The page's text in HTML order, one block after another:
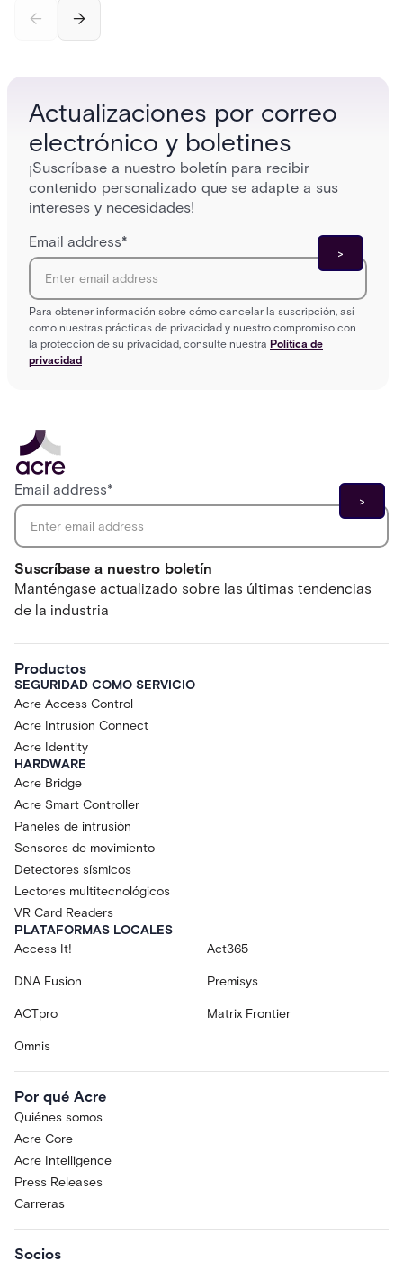
— and how Acre's automated access control
Actualizaciones por correo
electrónico y boletines
¡Suscríbase a nuestro boletín para recibir
contenido personalizado que se adapte a sus
intereses y necesidades!
Email address*
Para obtener información sobre cómo cancelar la suscripción, así
como nuestras prácticas de privacidad y nuestro compromiso con
la protección de su privacidad, consulte nuestra Política de
privacidad
Suscríbase a nuestro boletín
Manténgase actualizado sobre las últimas tendencias
de la industria
Email address*
Productos
SEGURIDAD COMO SERVICIO
Acre Access Control
Acre Intrusion Connect
Acre Identity
HARDWARE
Acre Bridge
Acre Smart Controller
Paneles de intrusión
Sensores de movimiento
Detectores sísmicos
Lectores multitecnológicos
VR Card Readers
PLATAFORMAS LOCALES
Access It!
Act365
DNA Fusion Premisys
ACTpro Matrix Frontier
Omnis
Por qué Acre
Quiénes somos
Acre Core
Acre Intelligence
Press Releases
Carreras
Socios